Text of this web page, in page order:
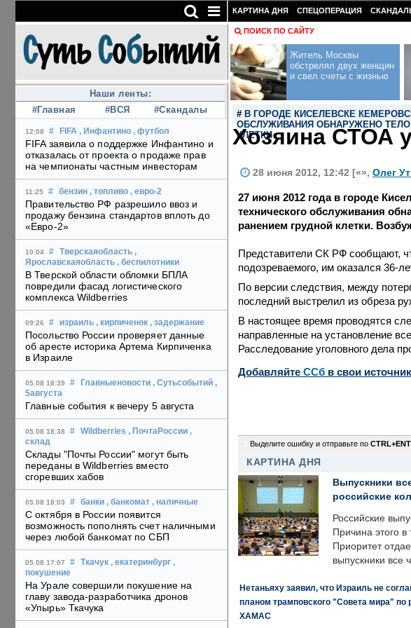
Наши ленты:
#Главная
#ВСЯ #Скандалы
12:08 # FIFA , Инфантино , футбол
FIFA заявила о поддержке Инфантино и
отказалась от проекта о продаже прав
на чемпионаты частным инвесторам
11:25 # бензин , топливо , евро-2
Правительство РФ разрешило ввоз и
продажу бензина стандартов вплоть до
«Евро-2»
10:04 # Тверскаяобласть ,
Ярославскаяобласть , беспилотники
В Тверской области обломки БПЛА
повредили фасад логистического
комплекса Wildberries
09:26 # израиль , кирпиченок , задержание
Посольство России проверяет данные
об аресте историка Артема Кирпиченка
в Израиле
05.08 18:39 # Главныеновости , Сутьсобытий ,
5августа
Главные события к вечеру 5 августа
05.08 18:38 # Wildberries , ПочтаРоссии ,
склад
Склады "Почты России" могут быть
переданы в Wildberries вместо
сгоревших хабов
05.08 18:03 # банки , банкомат , наличные
С октября в России появится
возможность пополнять счет наличными
через любой банкомат по СБП
05.08 17:07 # Ткачук , екатеринбург ,
покушение
На Урале совершили покушение на
главу завода-разработчика дронов
«Упырь» Ткачука
КАРТИНА ДНЯ СПЕЦОПЕРАЦИЯ
ПОИСК ПО САЙТУ
Житель Москвы
обстрелял двух женщин
и свел счеты с жизнью
# В ГОРОДЕ КИСЕЛЕВСКЕ
ОБСЛУЖИВАНИЯ ОБНАРУЖЕНО
КЛЕТКИ
Хозяина СТОА
28 июня 2012, 12:42 [«», Олег
27 июня 2012 года в городе
технического обслуживания
ранением грудной клетки.
Представители СК РФ сообщают,
подозреваемого, им оказался 36-
По версии следствия, между
последний выстрелил из обреза
В настоящее время проводятся
направленные на установление
Расследование уголовного дела
Добавляйте CСб в свои
Выделите ошибку и отправьте по
КАРТИНА ДНЯ
Выпускники
российские
Российские
Причина этого
Приоритет
выпускники все
Нетаньяху заявил, что Израиль не
планом трамповского "Совета мира" по
ХАМАС